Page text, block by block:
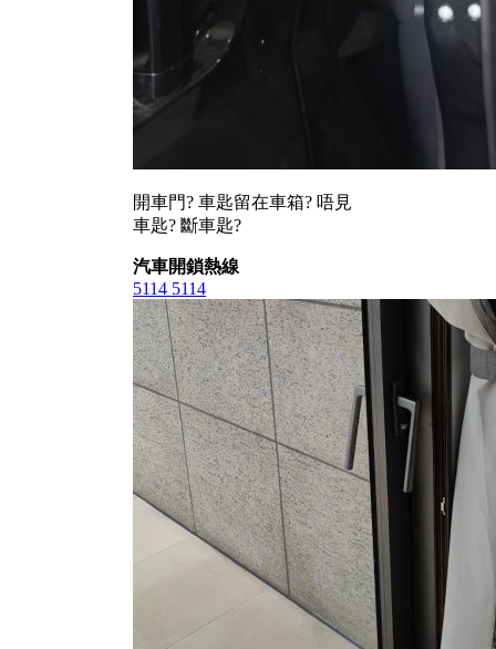
開車門? 車匙留在車箱? 唔見
車匙? 斷車匙?
汽車開鎖熱線
5114 5114